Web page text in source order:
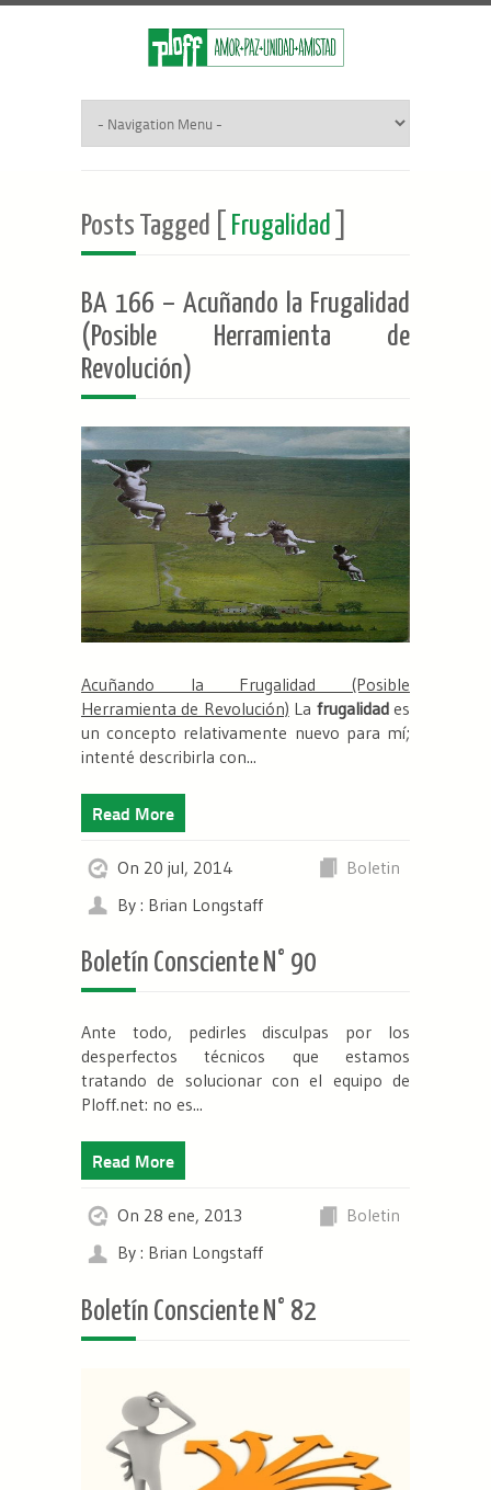
Posts Tagged [ Frugalidad
BA 166 – Acuñando la Frugalidad
(Posible Herramienta de
Revolución)
Acuñando la Frugalidad (Posible
Herramienta de Revolución) La frugalidades
un concepto relativamente nuevo para mí;
intenté describirla con...
Read More
On 20 jul, 2014
Boletin
By : Brian Longstaff
Boletín Consciente N° 90
Ante todo, pedirles disculpas por los
desperfectos técnicos que estamos
tratando de solucionar con el equipo de
Ploff.net: no es...
Read More
On 28 ene, 2013
Boletin
By : Brian Longstaff
Boletín Consciente N° 82